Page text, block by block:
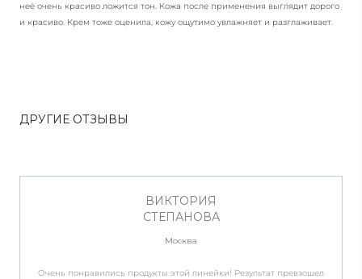
неё очень красиво ложится тон. Кожа после применения выглядит дорого
и красиво. Крем тоже оценила, кожу ощутимо увлажняет и разглаживает.
ДРУГИЕ ОТЗЫВЫ
ВИКТОРИЯ
СТЕПАНОВА
Москва
Очень понравились продукты этой линейки! Результат превзошел